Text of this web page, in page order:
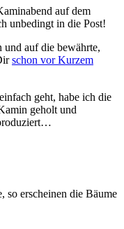
auf dem
unbedingt in die Post!
und auf die bewährte,
schon vor Kurzem
geht, habe ich die
geholt und
so erscheinen die Bäume